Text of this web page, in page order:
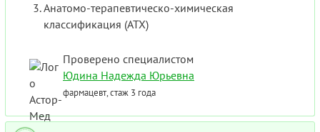
Анатомо-терапевтическо-химическая
классификация (ATX)
Проверено специалистом
Юдина Надежда Юрьевна
фармацевт, стаж 3 года